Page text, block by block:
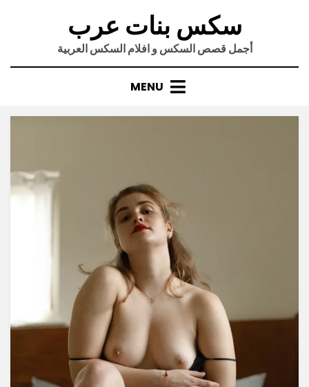
سكس بنات عرب
أجمل قصص السكس و افلام السكس العربية
MENU